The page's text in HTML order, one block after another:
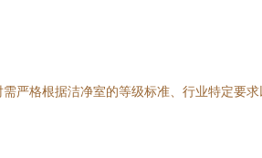
严格根据洁净室的等级标准、行业特定要